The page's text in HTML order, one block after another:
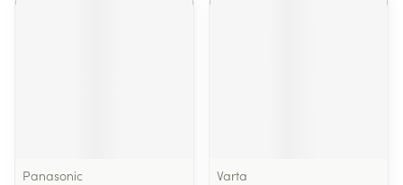
Panasonic
Varta